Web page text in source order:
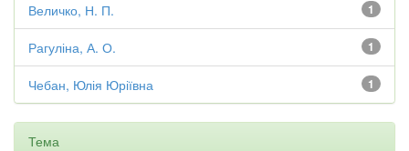
1
Величко, Н. П.
1
Рагуліна, А. О.
1
Чебан, Юлія Юріївна
Тема